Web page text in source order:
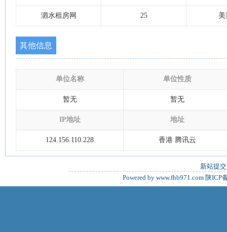
泗水租房网 25 美
其他信息
单位名称 单位性质
暂无 暂无
IP地址 地址
124.156.110.228 香港 腾讯云
新站提交
Powered by www.fhb971.com 陕ICP